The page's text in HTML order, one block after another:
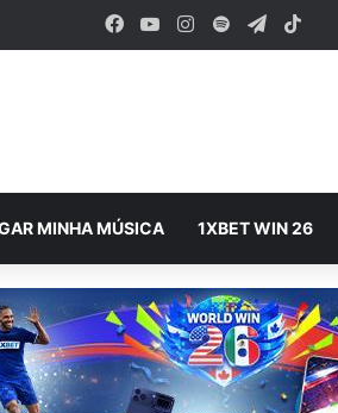
Facebook
YouTubeInstagram
SpotifyTelegram
MINHA MÚSICA 1XBET WIN 26